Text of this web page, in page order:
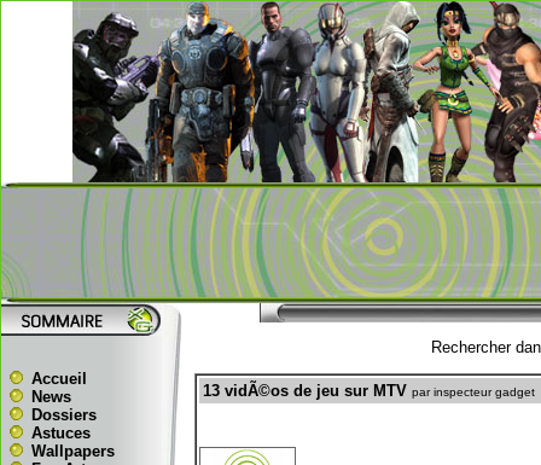
Accueil
News
Dossiers
Astuces
Wallpapers
Rechercher
13 vidÃ©os de jeu sur MTV par inspecteur gadget